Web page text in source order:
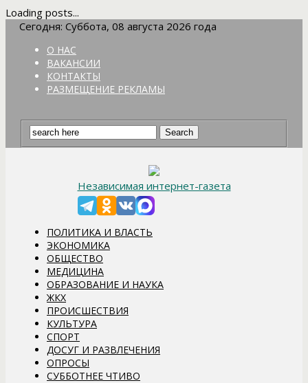
Loading posts...
Сегодня: Суббота, 08 августа 2026 года
О НАС
ВАКАНСИИ
КОНТАКТЫ
РАЗМЕЩЕНИЕ РЕКЛАМЫ
Независимая интернет-газета
ПОЛИТИКА И ВЛАСТЬ
ЭКОНОМИКА
ОБЩЕСТВО
МЕДИЦИНА
ОБРАЗОВАНИЕ И НАУКА
ЖКХ
ПРОИСШЕСТВИЯ
КУЛЬТУРА
СПОРТ
ДОСУГ И РАЗВЛЕЧЕНИЯ
ОПРОСЫ
СУББОТНЕЕ ЧТИВО